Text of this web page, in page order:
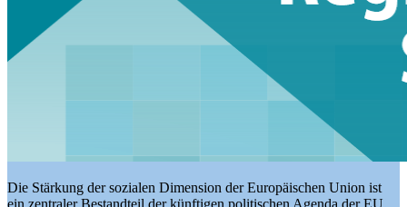
Die Stärkung der sozialen Dimension der Europäischen Union ist
ein zentraler Bestandteil der künftigen politischen Agenda der EU.